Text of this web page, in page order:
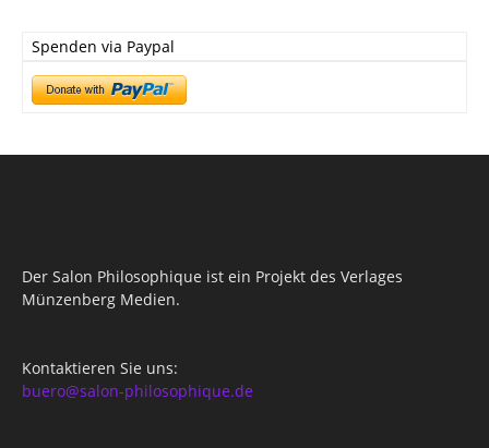
Spenden via Paypal
Der Salon Philosophique ist ein Projekt des Verlages
Münzenberg Medien.
Kontaktieren Sie uns:
buero@salon-philosophique.de